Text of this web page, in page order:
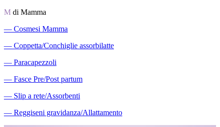
M di Mamma
― Cosmesi Mamma
― Coppetta/Conchiglie assorbilatte
― Paracapezzoli
― Fasce Pre/Post partum
― Slip a rete/Assorbenti
― Reggiseni gravidanza/Allattamento